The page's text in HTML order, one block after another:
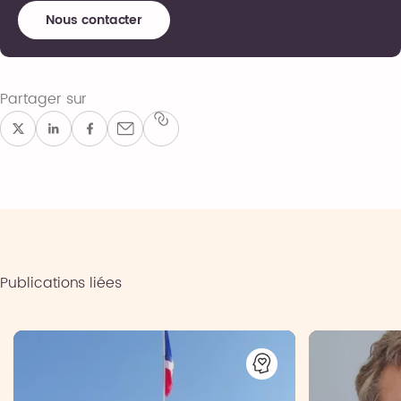
Nous contacter
Partager sur
Publications liées